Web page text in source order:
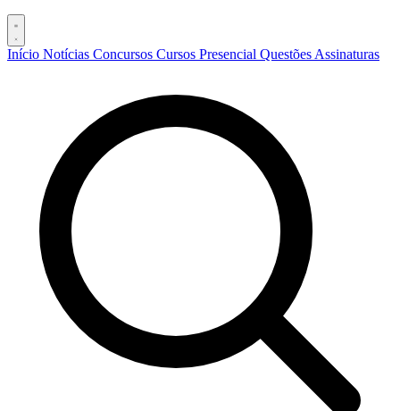
Início Notícias Concursos Cursos Presencial Questões Assinaturas